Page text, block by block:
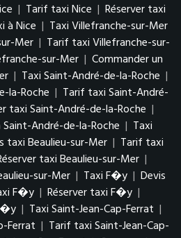
| Tarif taxi Nice | Réserver taxi
à Nice | Taxi Villefranche-sur-Mer
Mer | Tarif taxi Villefranche-sur-
sur-Mer | Commander un
| Taxi Saint-André-de-la-Roche |
la-Roche | Tarif taxi Saint-André-
taxi Saint-André-de-la-Roche |
André-de-la-Roche | Taxi
taxi Beaulieu-sur-Mer | Tarif taxi
taxi Beaulieu-sur-Mer |
sur-Mer | Taxi F�y | Devis
F�y | Réserver taxi F�y |
| Taxi Saint-Jean-Cap-Ferrat |
Ferrat | Tarif taxi Saint-Jean-Cap-